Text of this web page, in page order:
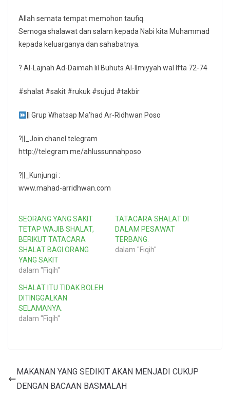
Allah semata tempat memohon taufiq.
Semoga shalawat dan salam kepada Nabi kita Muhammad
kepada keluarganya dan sahabatnya.
? Al-Lajnah Ad-Daimah lil Buhuts Al-Ilmiyyah wal Ifta 72-74
#shalat #sakit #rukuk #sujud #takbir
|| Grup Whatsap Ma’had Ar-Ridhwan Poso
?||_Join chanel telegram
http://telegram.me/ahlussunnahposo
?||_Kunjungi :
www.mahad-arridhwan.com
SEORANG YANG SAKIT
TETAP WAJIB SHALAT,
BERIKUT TATACARA
SHALAT BAGI ORANG
YANG SAKIT
dalam "Fiqih"
TATACARA SHALAT DI
DALAM PESAWAT
TERBANG.
dalam "Fiqih"
SHALAT ITU TIDAK BOLEH
DITINGGALKAN
SELAMANYA.
dalam "Fiqih"
MAKANAN YANG SEDIKIT AKAN MENJADI CUKUP
DENGAN BACAAN BASMALAH